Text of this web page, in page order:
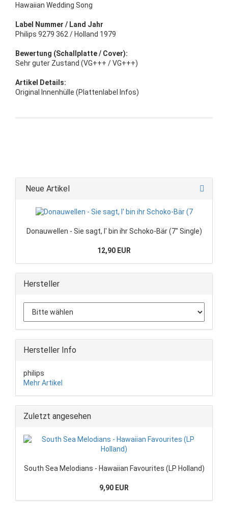
Hawaiian Wedding Song
Label Nummer / Land Jahr
Philips 9279 362 / Holland 1979
Bewertung (Schallplatte / Cover):
Sehr guter Zustand (VG+++ / VG+++)
Artikel Details:
Original Innenhülle (Plattenlabel Infos)
Neue Artikel
Donauwellen - Sie sagt, I' bin ihr Schoko-Bär (7" Single)
12,90 EUR
Hersteller
Hersteller Info
philips
Mehr Artikel
Zuletzt angesehen
South Sea Melodians - Hawaiian Favourites (LP Holland)
9,90 EUR